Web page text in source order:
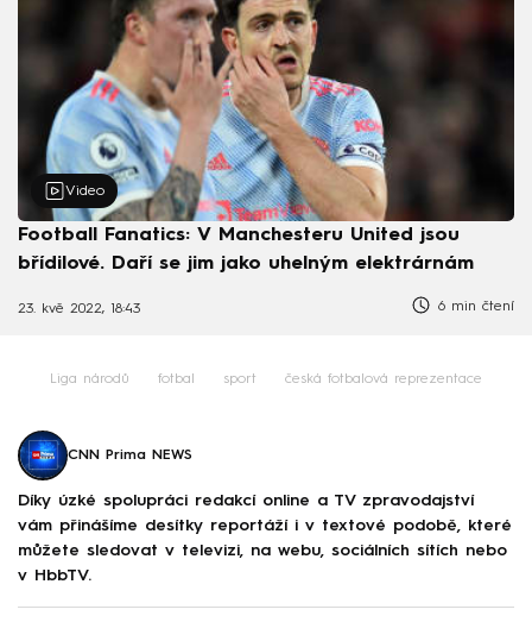
Video
Football Fanatics: V Manchesteru United jsou
břídilové. Daří se jim jako uhelným elektrárnám
23. kvě 2022, 18:43 6 min čtení
Liga národů fotbal sport česká fotbalová reprezentace
CNN Prima NEWS
Díky úzké spolupráci redakcí online a TV zpravodajství
vám přinášíme desítky reportáží i v textové podobě, které
můžete sledovat v televizi, na webu, sociálních sítích nebo
v HbbTV.